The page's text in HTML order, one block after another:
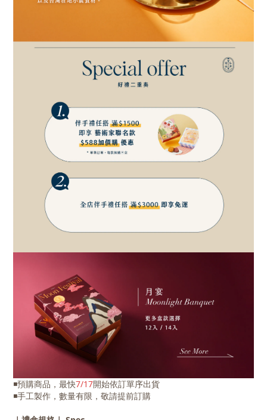
◾預購商品，最快7/17開始依訂單序出貨
◾手工製作，數量有限，敬請提前訂購